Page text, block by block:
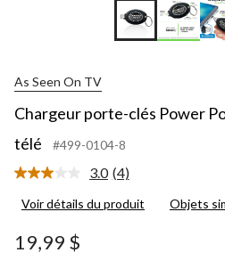
As Seen On TV
Chargeur porte-clés Power
télé
#499-0104-8
3.0 Lire
4
(4)
Voir détails du produit Objets
19,99 $